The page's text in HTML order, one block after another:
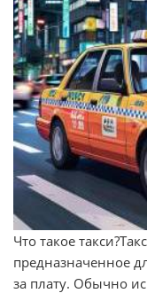
Что такое
предназначенное
за плату. Обычно